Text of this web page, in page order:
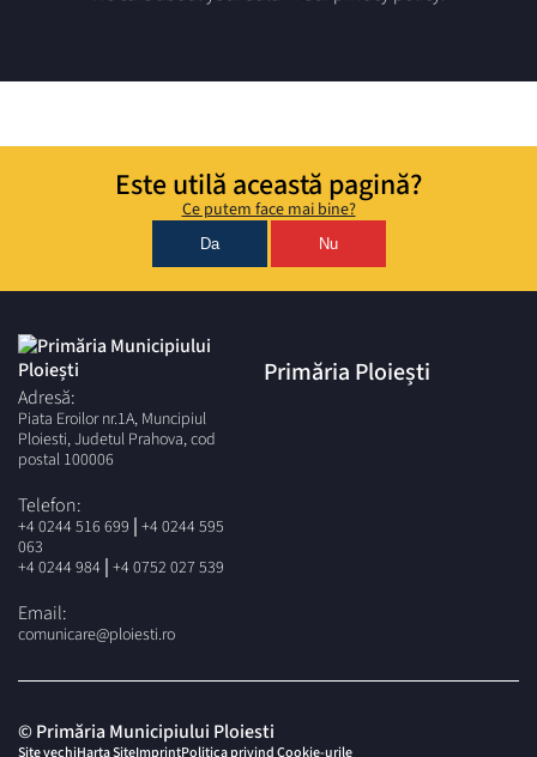
Este utilă această pagină?
Ce putem face mai bine?
Da Nu
Adresă:
Piata Eroilor nr.1A, Muncipiul
Ploiesti, Judetul Prahova, cod
postal 100006
Telefon:
+4 0244 516 699 | +4 0244 595
063
+4 0244 984 | +4 0752 027 539
Email:
comunicare@ploiesti.ro
Primăria Ploiești
© Primăria Municipiului Ploiesti
Site vechiHarta SiteImprintPolitica privind Cookie-urile